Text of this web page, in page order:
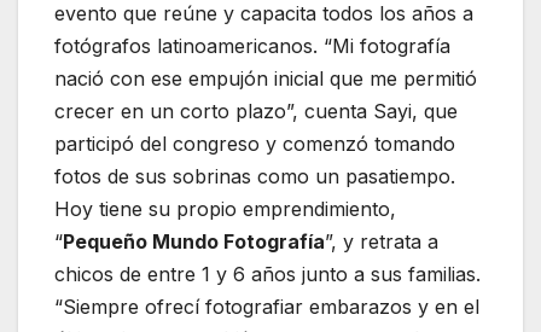
evento que reúne y capacita todos los años a
fotógrafos latinoamericanos. “Mi fotografía
nació con ese empujón inicial que me permitió
crecer en un corto plazo”, cuenta Sayi, que
participó del congreso y comenzó tomando
fotos de sus sobrinas como un pasatiempo.
Hoy tiene su propio emprendimiento,
“Pequeño Mundo Fotografía”, y retrata a
chicos de entre 1 y 6 años junto a sus familias.
“Siempre ofrecí fotografiar embarazos y en el